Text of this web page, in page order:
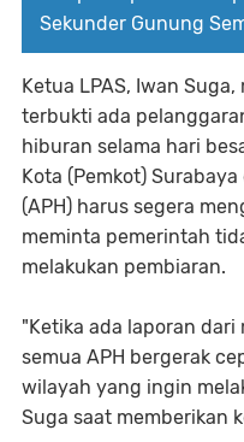
Sekunder Gunung
Ketua LPAS, Iwan
terbukti ada
hiburan selama hari
Kota (Pemkot)
(APH) harus segera
meminta pemerintah
melakukan pembiaran.
"Ketika ada laporan
semua APH bergerak
wilayah yang ingin
Suga saat memberikan